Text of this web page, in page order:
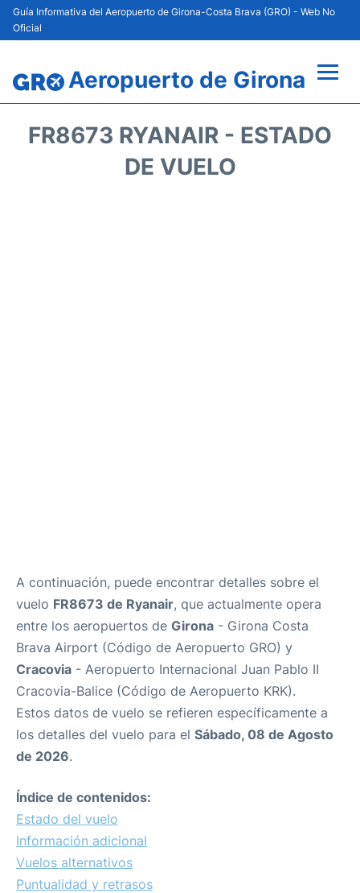
Guía Informativa del Aeropuerto de Girona-Costa Brava (GRO) - Web No
Oficial
Aeropuerto de Girona
FR8673 RYANAIR - ESTADO
DE VUELO
A continuación, puede encontrar detalles sobre el
vuelo FR8673 de Ryanair, que actualmente opera
entre los aeropuertos de Girona - Girona Costa
Brava Airport (Código de Aeropuerto GRO) y
Cracovia - Aeropuerto Internacional Juan Pablo II
Cracovia-Balice (Código de Aeropuerto KRK).
Estos datos de vuelo se refieren específicamente a
los detalles del vuelo para el Sábado, 08 de Agosto
de 2026.
Índice de contenidos:
Estado del vuelo
Información adicional
Vuelos alternativos
Puntualidad y retrasos